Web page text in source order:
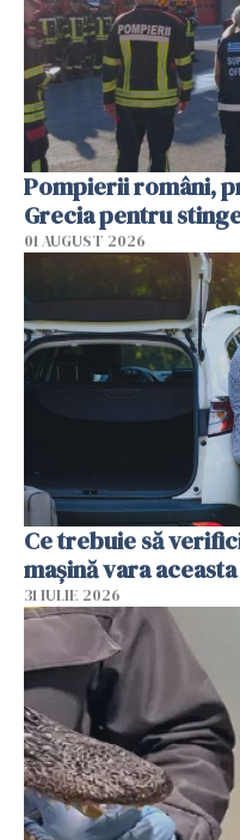
Pompierii români,
Grecia pentru
01 AUGUST 2026
Ce trebuie să
mașină vara aceasta
31 IULIE 2026